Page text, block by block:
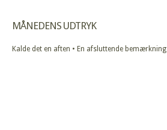
MÅNEDENS UDTRYK
Kalde det en aften • En afsluttende bemærkning